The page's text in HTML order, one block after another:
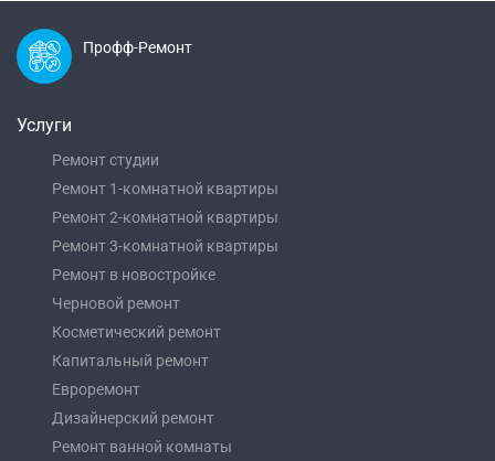
Профф-Ремонт
Услуги
Ремонт студии
Ремонт 1-комнатной квартиры
Ремонт 2-комнатной квартиры
Ремонт 3-комнатной квартиры
Ремонт в новостройке
Черновой ремонт
Косметический ремонт
Капитальный ремонт
Евроремонт
Дизайнерский ремонт
Ремонт ванной комнаты